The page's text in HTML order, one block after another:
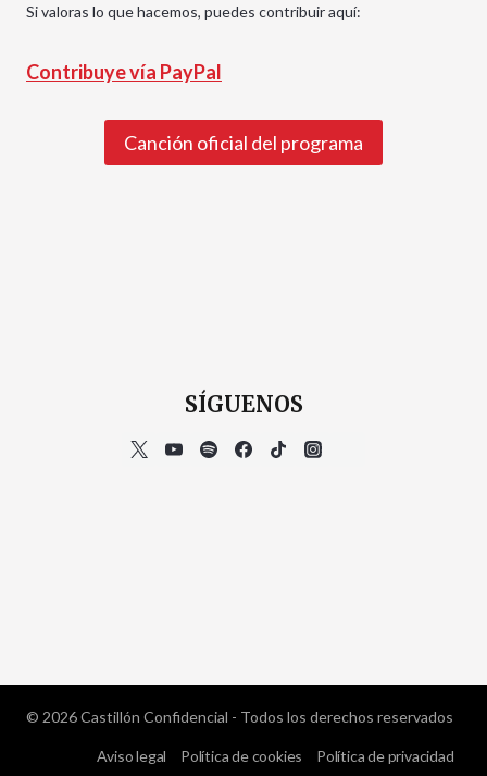
Si valoras lo que hacemos, puedes contribuir aquí:
Contribuye vía PayPal
Canción oficial del programa
SÍGUENOS
© 2026 Castillón Confidencial - Todos los derechos reservados
Aviso legal Política de cookies Política de privacidad